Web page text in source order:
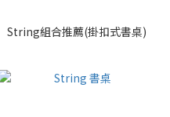
String組合推薦(掛扣式書桌)